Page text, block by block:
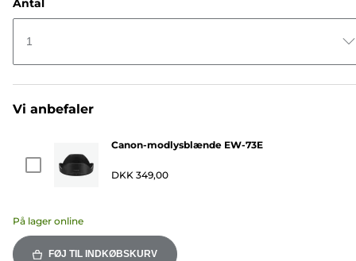
Antal
1
Vi anbefaler
Canon-modlysblænde EW-73E
DKK 349,00
På lager online
FØJ TIL INDKØBSKURV